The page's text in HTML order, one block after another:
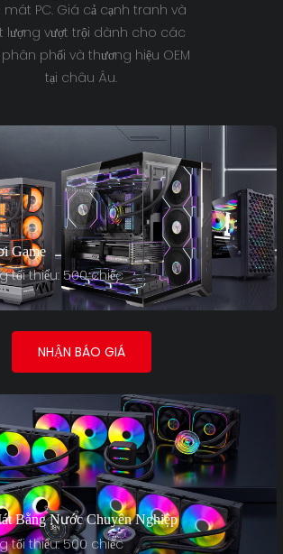
PC. Giá cả cạnh tranh và
lượng vượt trội dành cho các
phối và thương hiệu OEM
tại châu Âu.
Game
tối thiểu: 500 chiếc
NHẬN BÁO GIÁ
Bằng Nước Chuyên Nghiệp
tối thiểu: 500 chiếc